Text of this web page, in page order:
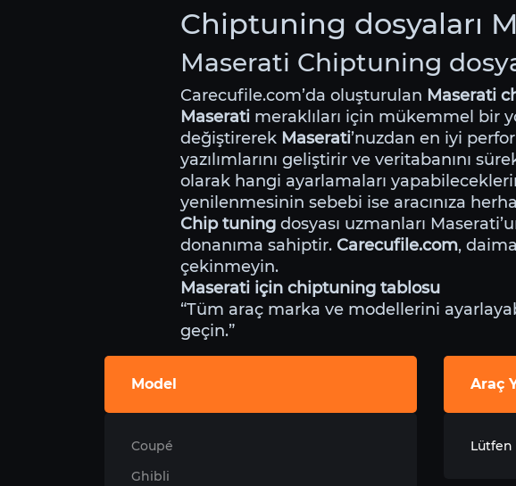
Chiptuning dosyaları
Maserati Chiptuning
Carecufile.com’da oluşturulan Maserati
Maserati meraklıları için mükemmel bir
değiştirerek Maserati’nuzdan en iyi
yazılımlarını geliştirir ve veritabanını
olarak hangi ayarlamaları
yenilenmesinin sebebi ise aracınıza
Chip tuning dosyası uzmanları
donanıma sahiptir. Carecufile.com,
çekinmeyin.
Maserati için chiptuning tablosu
“Tüm araç marka ve modellerini
geçin.”
Model
Coupé
Ghibli
Araç
Lütfen